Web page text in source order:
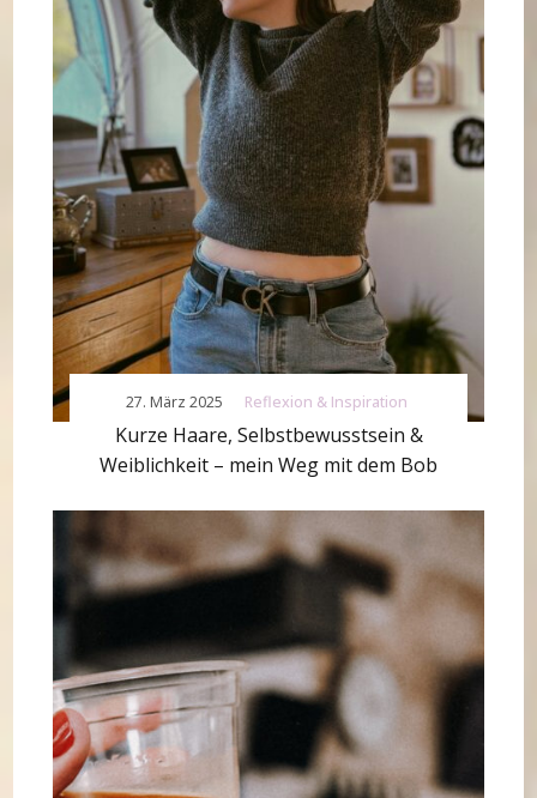
Reflexion & Inspiration
Kurze Haare, Selbstbewusstsein &
Weiblichkeit – mein Weg mit dem Bob
27. März 2025